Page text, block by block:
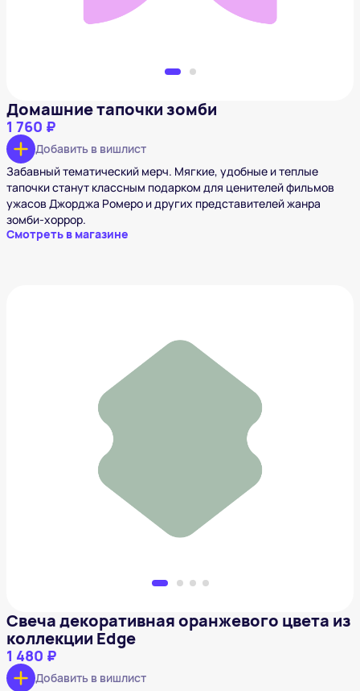
Домашние тапочки зомби
1 760 ₽
Добавить в вишлист
Забавный тематический мерч. Мягкие, удобные и теплые
тапочки станут классным подарком для ценителей фильмов
ужасов Джорджа Ромеро и других представителей жанра
зомби-хоррор.
Смотреть в магазине
Свеча декоративная оранжевого цвета из
Свеча декоративная оранжевого цвета из
коллекции Edge
1 480 ₽
Добавить в вишлист